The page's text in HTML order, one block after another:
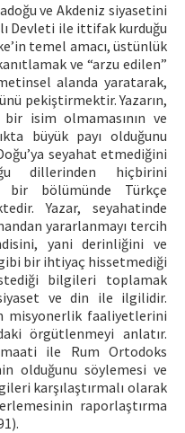
ve Akdeniz siyasetini
Devleti ile ittifak kurduğu
temel amacı, üstünlük
ve “arzu edilen”
alanda yaratarak,
pekiştirmektir. Yazarın,
isim olmamasının ve
büyük payı olduğunu
seyahat etmediğini
dillerinden hiçbirini
bölümünde Türkçe
Yazar, seyahatinde
yararlanmayı tercih
yani derinliğini ve
bir ihtiyaç hissetmediği
bilgileri toplamak
ve din ile ilgilidir.
misyonerlik faaliyetlerini
örgütlenmeyi anlatır.
ile Rum Ortodoks
olduğunu söylemesi ve
karşılaştırmalı olarak
raporlaştırma